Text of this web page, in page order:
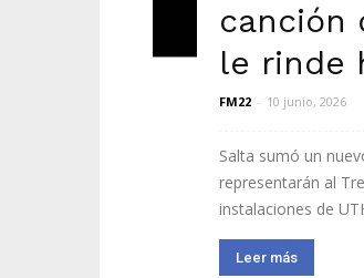
canción
le rinde
FM22 - 10 junio, 2026
Salta sumó un
representarán al
instalaciones de
Leer más